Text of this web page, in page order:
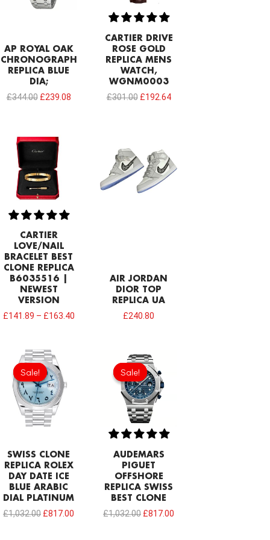
AP ROYAL OAK
CHRONOGRAPH
REPLICA BLUE
DIA;
£344.00 £239.08
CARTIER DRIVE
ROSE GOLD
REPLICA MENS
WATCH,
WGNM0003
£301.00 £192.64
CARTIER
LOVE/NAIL
BRACELET BEST
CLONE REPLICA
B6035516 |
NEWEST
VERSION
£141.89 – £163.40
AIR JORDAN
DIOR TOP
REPLICA UA
£240.80
Sale!
Sale!
SWISS CLONE
REPLICA ROLEX
DAY DATE ICE
BLUE ARABIC
DIAL PLATINUM
£1,032.00
Original
price
was:
£1,032.00.
£817.00
Sale!
Sale!
AUDEMARS
PIGUET
OFFSHORE
REPLICA SWISS
BEST CLONE
£1,032.00
Original
price
was:
£1,032.00.
£817.00